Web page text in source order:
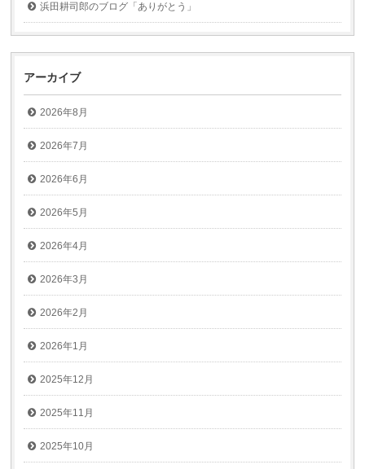
浜田耕司郎のブログ「ありがとう」
アーカイブ
2026年8月
2026年7月
2026年6月
2026年5月
2026年4月
2026年3月
2026年2月
2026年1月
2025年12月
2025年11月
2025年10月